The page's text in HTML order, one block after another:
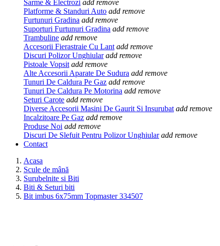
Sarme & Electrozi add remove
Platforme & Standuri Auto add remove
Furtunuri Gradina add remove
Suporturi Furtunuri Gradina add remove
Trambuline add remove
Accesorii Fierastraie Cu Lant add remove
Discuri Polizor Unghiular add remove
Pistoale Vopsit add remove
Alte Accesorii Aparate De Sudura add remove
Tunuri De Caldura Pe Gaz add remove
Tunuri De Caldura Pe Motorina add remove
Seturi Carote add remove
Diverse Accesorii Masini De Gaurit Si Insurubat add remove
Incalzitoare Pe Gaz add remove
Produse Noi add remove
Discuri De Slefuit Pentru Polizor Unghiular add remove
Contact
Acasa
Scule de mână
Surubelnite si Biti
Biti & Seturi biti
Bit imbus 6x75mm Topmaster 334507